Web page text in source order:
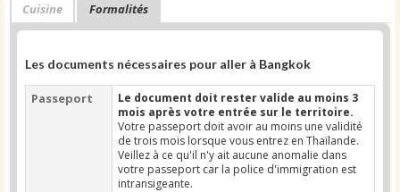
Cuisine
Formalités
Les documents nécessaires pour aller à Bangkok
Passeport
Le document doit rester valide au moins 3
mois après votre entrée sur le territoire.
Votre passeport doit avoir au moins une validité
de trois mois lorsque vous entrez en Thaïlande.
Veillez à ce qu'il n'y ait aucune anomalie dans
votre passeport car la police d'immigration est
intransigeante.